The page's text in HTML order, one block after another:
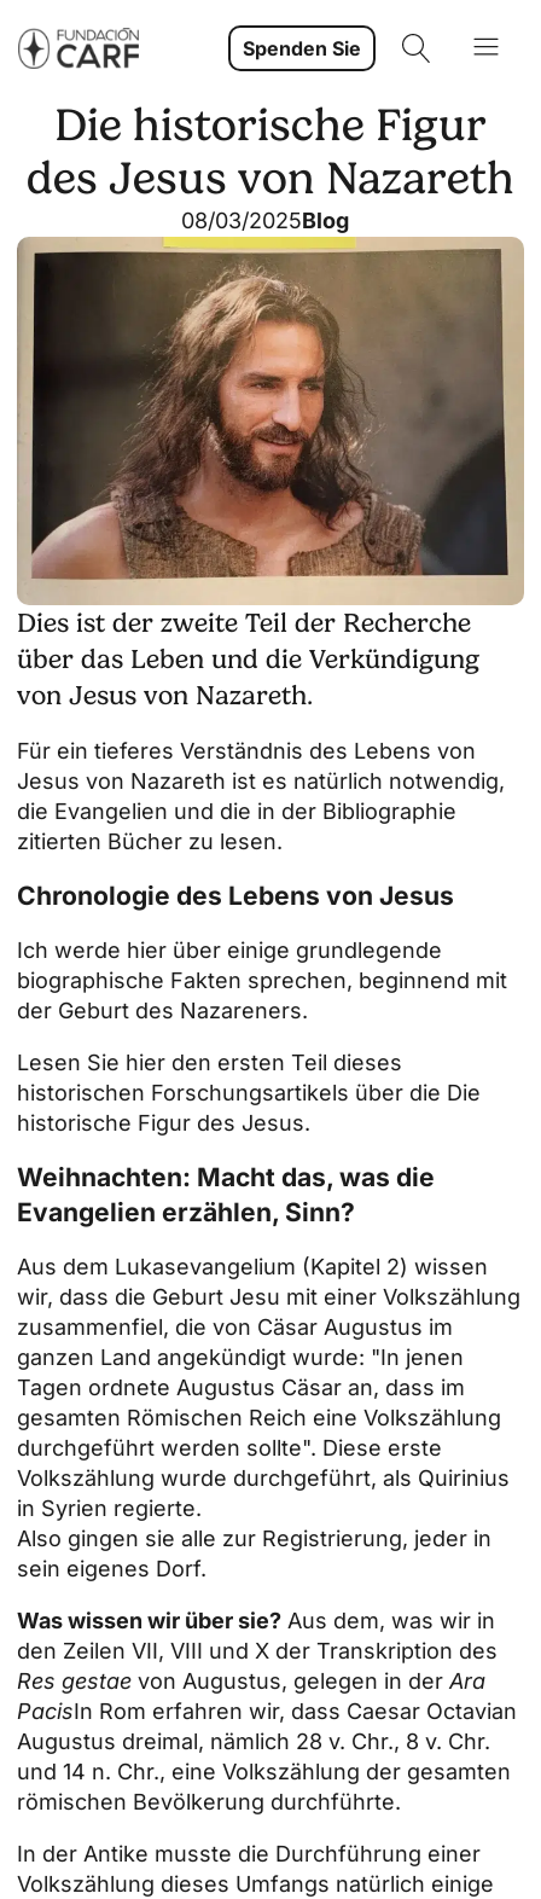
Spenden Sie
Die historische Figur
des Jesus von Nazareth
08/03/2025Blog
Dies ist der zweite Teil der Recherche
über das Leben und die Verkündigung
von Jesus von Nazareth.
Für ein tieferes Verständnis des Lebens von
Jesus von Nazareth ist es natürlich notwendig,
die Evangelien und die in der Bibliographie
zitierten Bücher zu lesen.
Chronologie des Lebens von Jesus
Ich werde hier über einige grundlegende
biographische Fakten sprechen, beginnend mit
der Geburt des Nazareners.
Lesen Sie hier den ersten Teil dieses
historischen Forschungsartikels über die Die
historische Figur des Jesus.
Weihnachten: Macht das, was die
Evangelien erzählen, Sinn?
Aus dem Lukasevangelium (Kapitel 2) wissen
wir, dass die Geburt Jesu mit einer Volkszählung
zusammenfiel, die von Cäsar Augustus im
ganzen Land angekündigt wurde: "In jenen
Tagen ordnete Augustus Cäsar an, dass im
gesamten Römischen Reich eine Volkszählung
durchgeführt werden sollte". Diese erste
Volkszählung wurde durchgeführt, als Quirinius
in Syrien regierte.
Also gingen sie alle zur Registrierung, jeder in
sein eigenes Dorf.
Was wissen wir über sie? Aus dem, was wir in
den Zeilen VII, VIII und X der Transkription des
Res gestae von Augustus, gelegen in der Ara
PacisIn Rom erfahren wir, dass Caesar Octavian
Augustus dreimal, nämlich 28 v. Chr., 8 v. Chr.
und 14 n. Chr., eine Volkszählung der gesamten
römischen Bevölkerung durchführte.
In der Antike musste die Durchführung einer
Volkszählung dieses Umfangs natürlich einige